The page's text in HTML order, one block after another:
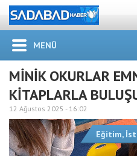
MENÜ
MİNİK OKURLAR
KİTAPLARLA
12 Ağustos 2025 - 16:02
Eğitim,